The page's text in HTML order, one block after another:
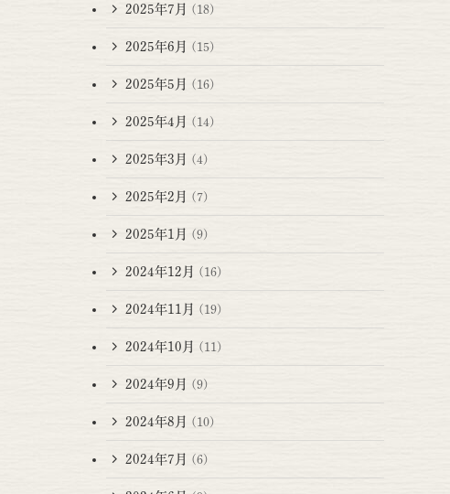
2025年7月 (18)
2025年6月 (15)
2025年5月 (16)
2025年4月 (14)
2025年3月 (4)
2025年2月 (7)
2025年1月 (9)
2024年12月 (16)
2024年11月 (19)
2024年10月 (11)
2024年9月 (9)
2024年8月 (10)
2024年7月 (6)